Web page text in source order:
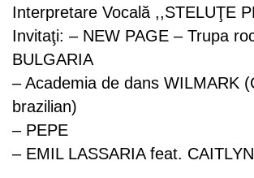
Interpretare Vocală ,,STELUŢE
Invitaţi: – NEW PAGE – Trupa
BULGARIA
– Academia de dans WILMARK
brazilian)
– PEPE
– EMIL LASSARIA feat. CAITLYN